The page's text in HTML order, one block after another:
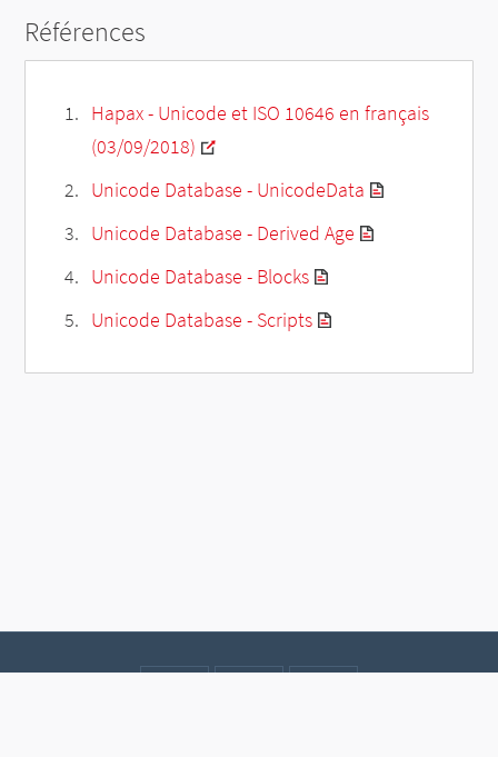
Références
Hapax - Unicode et ISO 10646 en français
(03/09/2018)
Unicode Database - UnicodeData
Unicode Database - Derived Age
Unicode Database - Blocks
Unicode Database - Scripts